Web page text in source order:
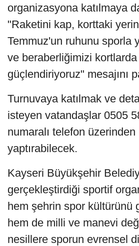
organizasyona katılmaya
"Raketini kap, korttaki
Temmuz'un ruhunu sporla
ve beraberliğimizi kortlarda
güçlendiriyoruz" mesajını
Turnuvaya katılmak ve
isteyen vatandaşlar 0505
numaralı telefon üzerinden
yaptırabilecek.
Kayseri Büyükşehir
gerçekleştirdiği sportif
hem şehrin spor kültürünü
hem de milli ve manevi
nesillere sporun evrensel